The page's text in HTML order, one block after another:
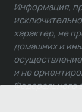
Информация,
характер, не
домашних и
и не
Федерального